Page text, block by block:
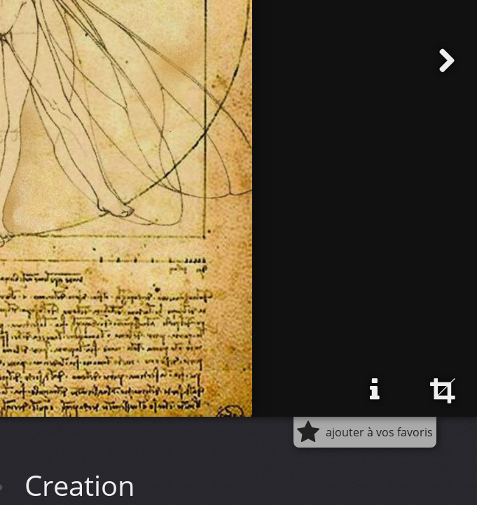
ajouter à vos favoris
Creation